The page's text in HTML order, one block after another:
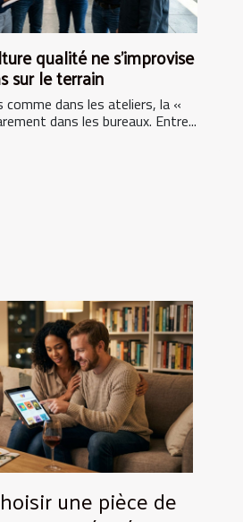
qualité ne s’improvise
sur le terrain
comme dans les ateliers, la «
dans les bureaux. Entre...
une pièce de